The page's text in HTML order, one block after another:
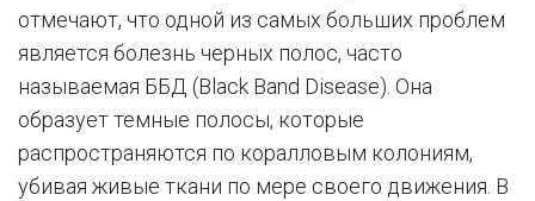
отмечают, что одной из самых больших проблем
является болезнь черных полос, часто
называемая ББД (Black Band Disease). Она
образует темные полосы, которые
распространяются по коралловым колониям,
убивая живые ткани по мере своего движения. В